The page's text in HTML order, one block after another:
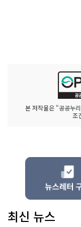
본 저작물은 "공공누
조
최신 뉴스